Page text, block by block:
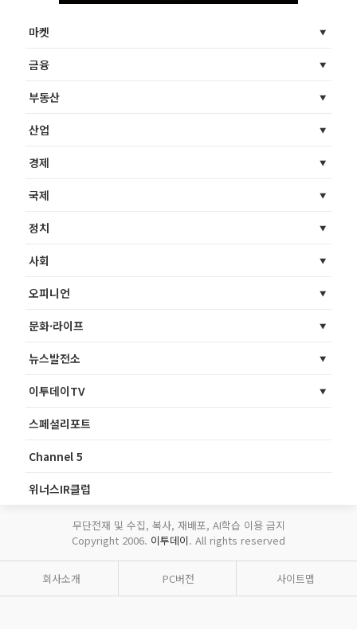
마켓
금융
부동산
산업
경제
국제
정치
사회
오피니언
문화·라이프
뉴스발전소
이투데이TV
스페셜리포트
Channel 5
위너스IR클럽
무단전재 및 수집, 복사, 재배포, AI학습 이용 금지
Copyright 2006. 이투데이. All rights reserved
회사소개 PC버전 사이트맵